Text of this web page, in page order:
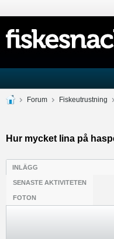
Forum Fiskeutrustning
Hur mycket lina på
INLÄGG
SENASTE AKTIVITETEN
FOTON